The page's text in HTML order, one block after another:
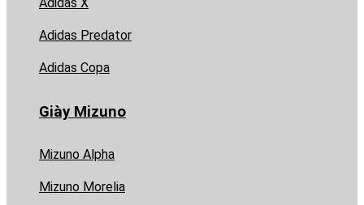
Adidas Predator
Adidas Copa
Giày Mizuno
Mizuno Alpha
Mizuno Morelia